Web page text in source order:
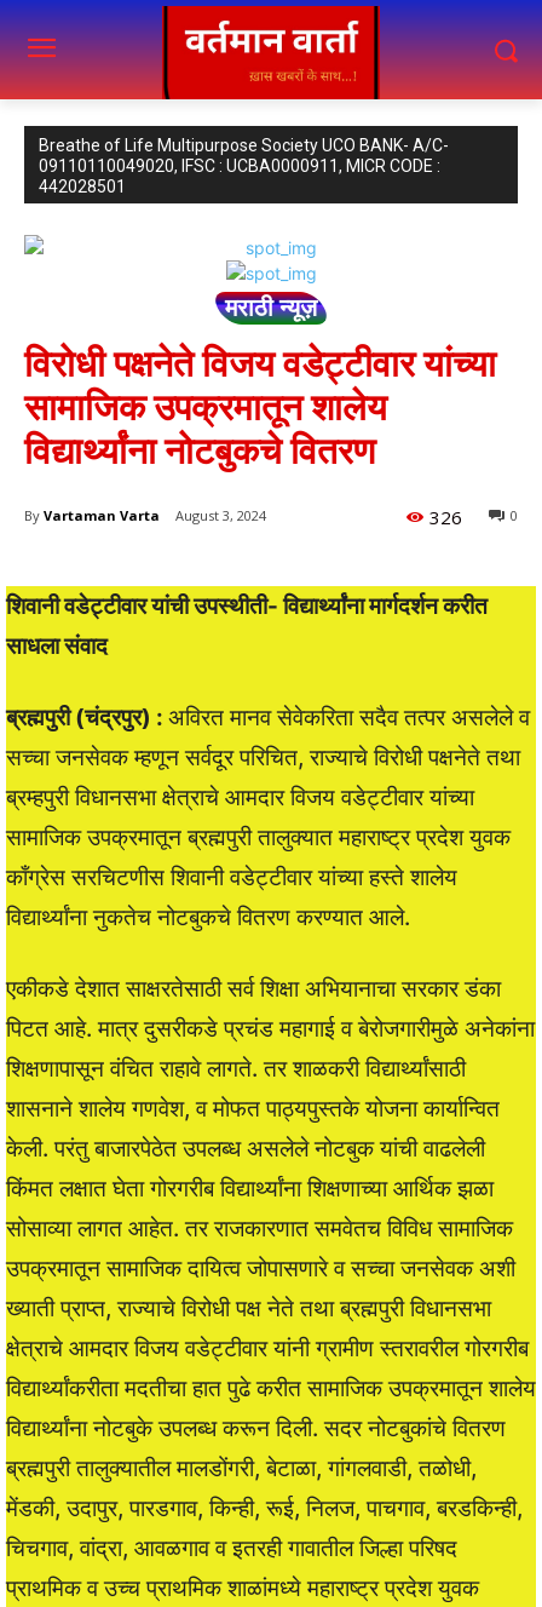
Breathe of Life Multipurpose Society UCO BANK- A/C-
09110110049020, IFSC : UCBA0000911, MICR CODE :
442028501
मराठी न्यूज़
विरोधी पक्षनेते विजय वडेट्टीवार यांच्या
सामाजिक उपक्रमातून शालेय
विद्यार्थ्यांना नोटबुकचे वितरण
By Vartaman Varta August 3, 2024 0
326
शिवानी वडेट्टीवार यांची उपस्थीती- विद्यार्थ्यांना मार्गदर्शन करीत
साधला संवाद
ब्रह्मपुरी (चंद्रपुर) : अविरत मानव सेवेकरिता सदैव तत्पर असलेले व
सच्चा जनसेवक म्हणून सर्वदूर परिचित, राज्याचे विरोधी पक्षनेते तथा
ब्रम्हपुरी विधानसभा क्षेत्राचे आमदार विजय वडेट्टीवार यांच्या
सामाजिक उपक्रमातून ब्रह्मपुरी तालुक्यात महाराष्ट्र प्रदेश युवक
काँग्रेस सरचिटणीस शिवानी वडेट्टीवार यांच्या हस्ते शालेय
विद्यार्थ्यांना नुकतेच नोटबुकचे वितरण करण्यात आले.
एकीकडे देशात साक्षरतेसाठी सर्व शिक्षा अभियानाचा सरकार डंका
पिटत आहे. मात्र दुसरीकडे प्रचंड महागाई व बेरोजगारीमुळे अनेकांना
शिक्षणापासून वंचित राहावे लागते. तर शाळकरी विद्यार्थ्यांसाठी
शासनाने शालेय गणवेश, व मोफत पाठ्यपुस्तके योजना कार्यान्वित
केली. परंतु बाजारपेठेत उपलब्ध असलेले नोटबुक यांची वाढलेली
किंमत लक्षात घेता गोरगरीब विद्यार्थ्यांना शिक्षणाच्या आर्थिक झळा
सोसाव्या लागत आहेत. तर राजकारणात समवेतच विविध सामाजिक
उपक्रमातून सामाजिक दायित्व जोपासणारे व सच्चा जनसेवक अशी
ख्याती प्राप्त, राज्याचे विरोधी पक्ष नेते तथा ब्रह्मपुरी विधानसभा
क्षेत्राचे आमदार विजय वडेट्टीवार यांनी ग्रामीण स्तरावरील गोरगरीब
विद्यार्थ्यांकरीता मदतीचा हात पुढे करीत सामाजिक उपक्रमातून शालेय
विद्यार्थ्यांना नोटबुके उपलब्ध करून दिली. सदर नोटबुकांचे वितरण
ब्रह्मपुरी तालुक्यातील मालडोंगरी, बेटाळा, गांगलवाडी, तळोधी,
मेंडकी, उदापुर, पारडगाव, किन्ही, रूई, निलज, पाचगाव, बरडकिन्ही,
चिचगाव, वांद्रा, आवळगाव व इतरही गावातील जिल्हा परिषद
प्राथमिक व उच्च प्राथमिक शाळांमध्ये महाराष्ट्र प्रदेश युवक